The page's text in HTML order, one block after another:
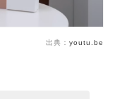
レット トリオン
出典： youtu.be